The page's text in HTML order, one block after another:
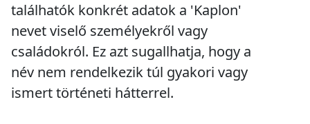
találhatók konkrét adatok a 'Kaplon'
nevet viselő személyekről vagy
családokról. Ez azt sugallhatja, hogy a
név nem rendelkezik túl gyakori vagy
ismert történeti hátterrel.